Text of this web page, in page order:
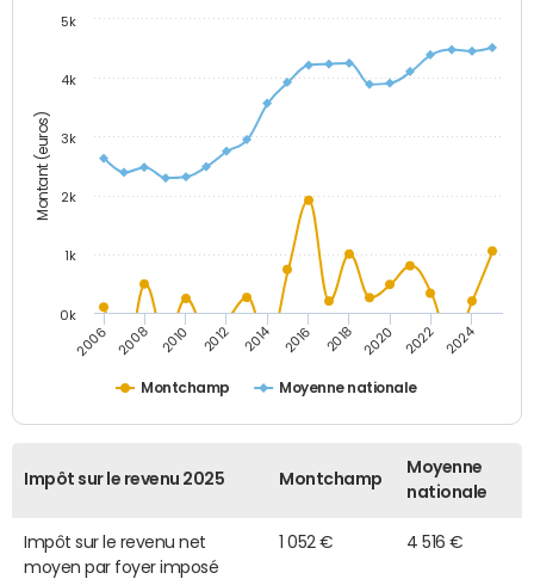
Montant (euros)
Montchamp Moyenne nationale
2006 2008 2010 2012 2014 2016 2018 2020 2022 2024
0k
1k
2k
3k
4k
5k
Impôt sur le revenu 2025 Montchamp
Moyenne
nationale
Impôt sur le revenu net
moyen par foyer imposé
1 052 € 4 516 €